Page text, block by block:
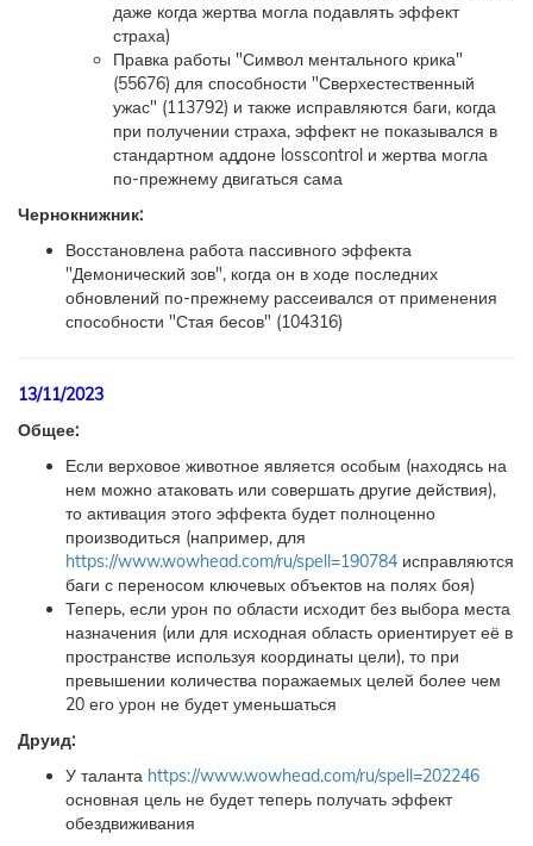
даже когда жертва могла подавлять эффект
страха)
Правка работы "Символ ментального крика"
(55676) для способности "Сверхестественный
ужас" (113792) и также исправляются баги, когда
при получении страха, эффект не показывался в
стандартном аддоне losscontrol и жертва могла
по-прежнему двигаться сама
Чернокнижник:
Восстановлена работа пассивного эффекта
"Демонический зов", когда он в ходе последних
обновлений по-прежнему рассеивался от применения
способности "Стая бесов" (104316)
13/11/2023
Общее:
Если верховое животное является особым (находясь на
нем можно атаковать или совершать другие действия),
то активация этого эффекта будет полноценно
производиться (например, для
https://www.wowhead.com/ru/spell=190784 исправляются
баги с переносом ключевых объектов на полях боя)
Теперь, если урон по области исходит без выбора места
назначения (или для исходная область ориентирует её в
пространстве используя координаты цели), то при
превышении количества поражаемых целей более чем
20 его урон не будет уменьшаться
Друид:
У таланта https://www.wowhead.com/ru/spell=202246
основная цель не будет теперь получать эффект
обездвиживания